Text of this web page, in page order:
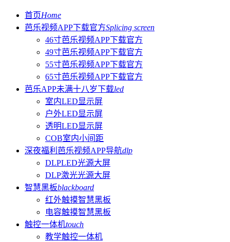
首页Home
芭乐视频APP下载官方Splicing screen
46寸芭乐视频APP下载官方
49寸芭乐视频APP下载官方
55寸芭乐视频APP下载官方
65寸芭乐视频APP下载官方
芭乐APP未满十八岁下载led
室内LED显示屏
户外LED显示屏
透明LED显示屏
COB室内小间距
深夜福利芭乐视频APP导航dlp
DLPLED光源大屏
DLP激光光源大屏
智慧黑板blackboard
红外触摸智慧黑板
电容触摸智慧黑板
触控一体机touch
教学触控一体机